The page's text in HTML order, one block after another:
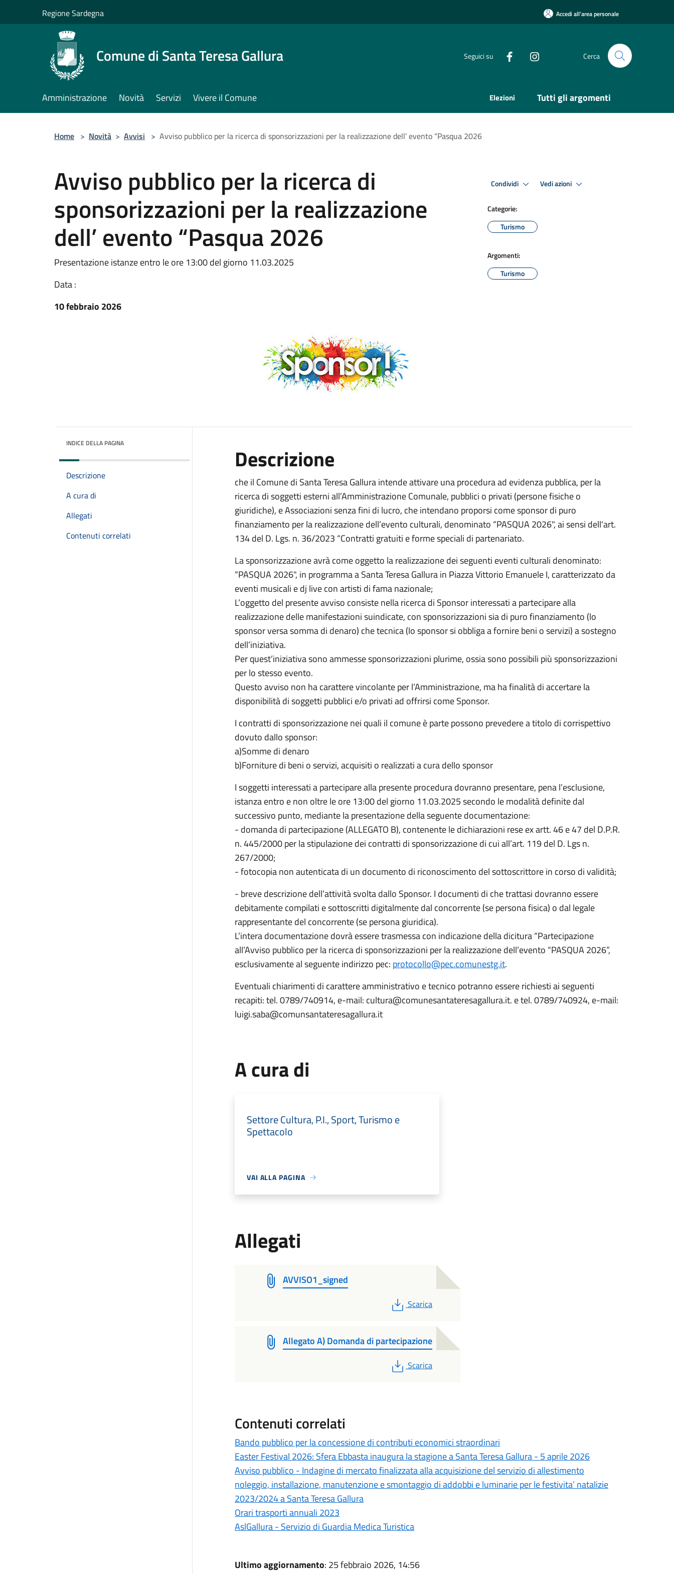
Regione Sardegna Accedi all'area personale
Comune di Santa Teresa Gallura Seguici su Cerca
Amministrazione Novità Servizi Vivere il Comune Elezioni Tutti gli argomenti
Home > Novità > Avvisi > Avviso pubblico per la ricerca di sponsorizzazioni per la realizzazione dell’ evento “Pasqua 2026
Avviso pubblico per la ricerca di
sponsorizzazioni per la realizzazione
dell’ evento “Pasqua 2026
Presentazione istanze entro le ore 13:00 del giorno 11.03.2025
Data :
10 febbraio 2026
Condividi Vedi azioni
Categorie:
Turismo
Argomenti:
Turismo
INDICE DELLA PAGINA
Descrizione
A cura di
Allegati
Contenuti correlati
Descrizione
che il Comune di Santa Teresa Gallura intende attivare una procedura ad evidenza pubblica, per la
ricerca di soggetti esterni all’Amministrazione Comunale, pubblici o privati (persone fisiche o
giuridiche), e Associazioni senza fini di lucro, che intendano proporsi come sponsor di puro
finanziamento per la realizzazione dell’evento culturali, denominato “PASQUA 2026", ai sensi dell'art.
134 del D. Lgs. n. 36/2023 “Contratti gratuiti e forme speciali di partenariato.
La sponsorizzazione avrà come oggetto la realizzazione dei seguenti eventi culturali denominato:
“PASQUA 2026", in programma a Santa Teresa Gallura in Piazza Vittorio Emanuele I, caratterizzato da
eventi musicali e dj live con artisti di fama nazionale;
L’oggetto del presente avviso consiste nella ricerca di Sponsor interessati a partecipare alla
realizzazione delle manifestazioni suindicate, con sponsorizzazioni sia di puro finanziamento (lo
sponsor versa somma di denaro) che tecnica (lo sponsor si obbliga a fornire beni o servizi) a sostegno
dell’iniziativa.
Per quest’iniziativa sono ammesse sponsorizzazioni plurime, ossia sono possibili più sponsorizzazioni
per lo stesso evento.
Questo avviso non ha carattere vincolante per l’Amministrazione, ma ha finalità di accertare la
disponibilità di soggetti pubblici e/o privati ad offrirsi come Sponsor.
I contratti di sponsorizzazione nei quali il comune è parte possono prevedere a titolo di corrispettivo
dovuto dallo sponsor:
a)Somme di denaro
b)Forniture di beni o servizi, acquisiti o realizzati a cura dello sponsor
I soggetti interessati a partecipare alla presente procedura dovranno presentare, pena l’esclusione,
istanza entro e non oltre le ore 13:00 del giorno 11.03.2025 secondo le modalità definite dal
successivo punto, mediante la presentazione della seguente documentazione:
- domanda di partecipazione (ALLEGATO B), contenente le dichiarazioni rese ex artt. 46 e 47 del D.P.R.
n. 445/2000 per la stipulazione dei contratti di sponsorizzazione di cui all’art. 119 del D. Lgs n.
267/2000;
- fotocopia non autenticata di un documento di riconoscimento del sottoscrittore in corso di validità;
- breve descrizione dell’attività svolta dallo Sponsor. I documenti di che trattasi dovranno essere
debitamente compilati e sottoscritti digitalmente dal concorrente (se persona fisica) o dal legale
rappresentante del concorrente (se persona giuridica).
L’intera documentazione dovrà essere trasmessa con indicazione della dicitura “Partecipazione
all’Avviso pubblico per la ricerca di sponsorizzazioni per la realizzazione dell’evento “PASQUA 2026”,
esclusivamente al seguente indirizzo pec: protocollo@pec.comunestg.it.
Eventuali chiarimenti di carattere amministrativo e tecnico potranno essere richiesti ai seguenti
recapiti: tel. 0789/740914, e-mail: cultura@comunesantateresagallura.it. e tel. 0789/740924, e-mail:
luigi.saba@comunsantateresagallura.it
A cura di
Settore Cultura, P.I., Sport, Turismo e
Spettacolo
VAI ALLA PAGINA
Allegati
AVVISO1_signed
PDF
Scarica
Allegato A) Domanda di partecipazione
PDF
Scarica
Contenuti correlati
Bando pubblico per la concessione di contributi economici straordinari
Easter Festival 2026: Sfera Ebbasta inaugura la stagione a Santa Teresa Gallura - 5 aprile 2026
Avviso pubblico - Indagine di mercato finalizzata alla acquisizione del servizio di allestimento
noleggio, installazione, manutenzione e smontaggio di addobbi e luminarie per le festivita’ natalizie
2023/2024 a Santa Teresa Gallura
Orari trasporti annuali 2023
AslGallura - Servizio di Guardia Medica Turistica
Ultimo aggiornamento: 25 febbraio 2026, 14:56